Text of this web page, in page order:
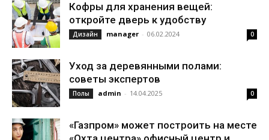
Кофры для хранения вещей:
откройте дверь к удобству
Дизайн manager - 06.02.2024 0
Уход за деревянными полами:
советы экспертов
Полы admin - 14.04.2025 0
«Газпром» может построить на месте